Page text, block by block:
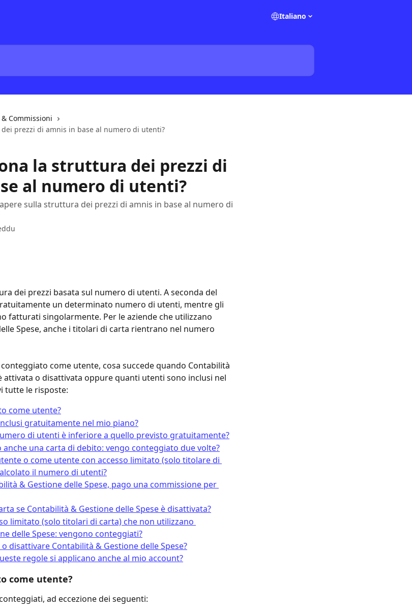
Italiano
& Commissioni
prezzi di amnis in base al numero di utenti?
la struttura dei prezzi di
al numero di utenti?
sulla struttura dei prezzi di amnis in base al numero di
dei prezzi basata sul numero di utenti. A seconda del
un determinato numero di utenti, mentre gli
fatturati singolarmente. Per le aziende che utilizzano
Spese, anche i titolari di carta rientrano nel numero
come utente, cosa succede quando Contabilità
attivata o disattivata oppure quanti utenti sono inclusi nel
tutte le risposte:
come utente?
gratuitamente nel mio piano?
di utenti è inferiore a quello previsto gratuitamente?
anche una carta di debito: vengo conteggiato due volte?
o come utente con accesso limitato (solo titolare di
il numero di utenti?
& Gestione delle Spese, pago una commissione per
se Contabilità & Gestione delle Spese è disattivata?
limitato (solo titolari di carta) che non utilizzano
delle Spese: vengono conteggiati?
disattivare Contabilità & Gestione delle Spese?
regole si applicano anche al mio account?
come utente?
ad eccezione dei seguenti: